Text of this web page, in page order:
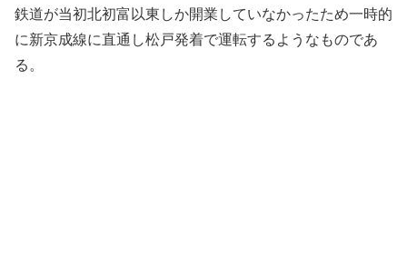
鉄道が当初北初富以東しか開業していなかったため一時的
に新京成線に直通し松戸発着で運転するようなものであ
る。